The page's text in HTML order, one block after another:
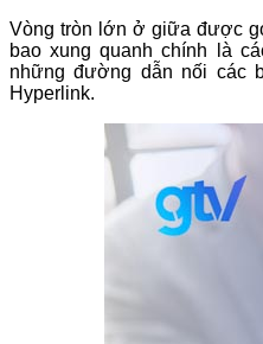
Vòng tròn lớn ở giữa được
bao xung quanh chính là
những đường dẫn nối các
Hyperlink.